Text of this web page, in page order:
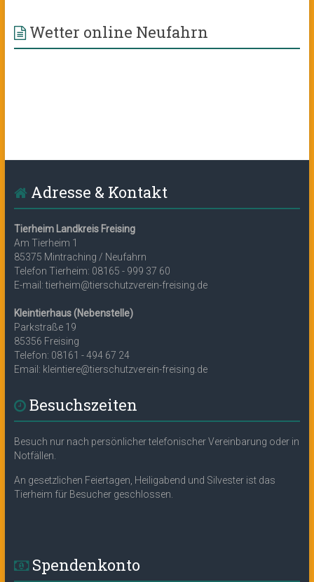
Wetter online Neufahrn
Adresse & Kontakt
Tierheim Landkreis Freising
Am Tierheim 1
85375 Mintraching / Neufahrn
Telefon Tierheim: 08165 - 999 37 60
E-mail: tierheim@tierschutzverein-freising.de
Kleintierhaus (Nebenstelle)
Parkstraße 19
85356 Freising
Telefon: 08161 - 494 67 24
Email: kleintiere@tierschutzverein-freising.de
Besuchszeiten
Besuch nur nach persönlicher telefonischer Vereinbarung oder in
Notfällen.
An gesetzlichen Feiertagen, Heiligabend und Silvester ist das
Tierheim für Besucher geschlossen.
Spendenkonto